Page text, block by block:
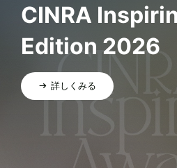
CINRA
Edition 2026
詳しくみる